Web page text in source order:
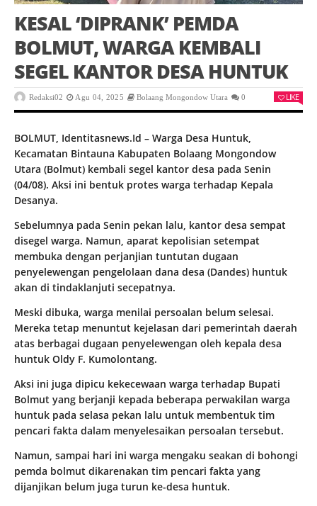
KESAL ‘DIPRANK’ PEMDA
BOLMUT, WARGA KEMBALI
SEGEL KANTOR DESA HUNTUK
Redaksi02 Agu 04, 2025 Bolaang Mongondow Utara 0 LIKE
BOLMUT, Identitasnews.Id – Warga Desa Huntuk,
Kecamatan Bintauna Kabupaten Bolaang Mongondow
Utara (Bolmut) kembali segel kantor desa pada Senin
(04/08). Aksi ini bentuk protes warga terhadap Kepala
Desanya.
Sebelumnya pada Senin pekan lalu, kantor desa sempat
disegel warga. Namun, aparat kepolisian setempat
membuka dengan perjanjian tuntutan dugaan
penyelewengan pengelolaan dana desa (Dandes) huntuk
akan di tindaklanjuti secepatnya.
Meski dibuka, warga menilai persoalan belum selesai.
Mereka tetap menuntut kejelasan dari pemerintah daerah
atas berbagai dugaan penyelewengan oleh kepala desa
huntuk Oldy F. Kumolontang.
Aksi ini juga dipicu kekecewaan warga terhadap Bupati
Bolmut yang berjanji kepada beberapa perwakilan warga
huntuk pada selasa pekan lalu untuk membentuk tim
pencari fakta dalam menyelesaikan persoalan tersebut.
Namun, sampai hari ini warga mengaku seakan di bohongi
pemda bolmut dikarenakan tim pencari fakta yang
dijanjikan belum juga turun ke-desa huntuk.